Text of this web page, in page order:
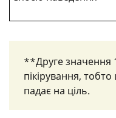
**Друге значення
пікірування,
падає на ціль.